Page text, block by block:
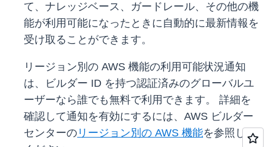
て、ナレッジベース、ガードレール、その他の機
能が利用可能になったときに自動的に最新情報を
受け取ることができます。
リージョン別の AWS 機能の利用可能状況通知
は、ビルダー ID を持つ認証済みのグローバルユ
ーザーなら誰でも無料で利用できます。 詳細を
確認して通知を有効にするには、AWS ビルダー
センターの リージョン別の AWS 機能を参照して